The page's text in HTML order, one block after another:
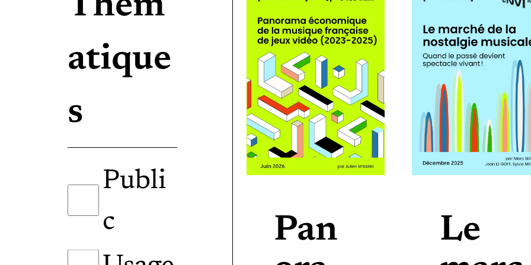
Thém
atique
s
Publi
c
Pan
Le